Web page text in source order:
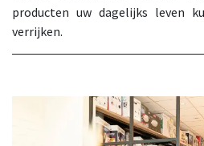
producten uw dagelijks leven
verrijken.